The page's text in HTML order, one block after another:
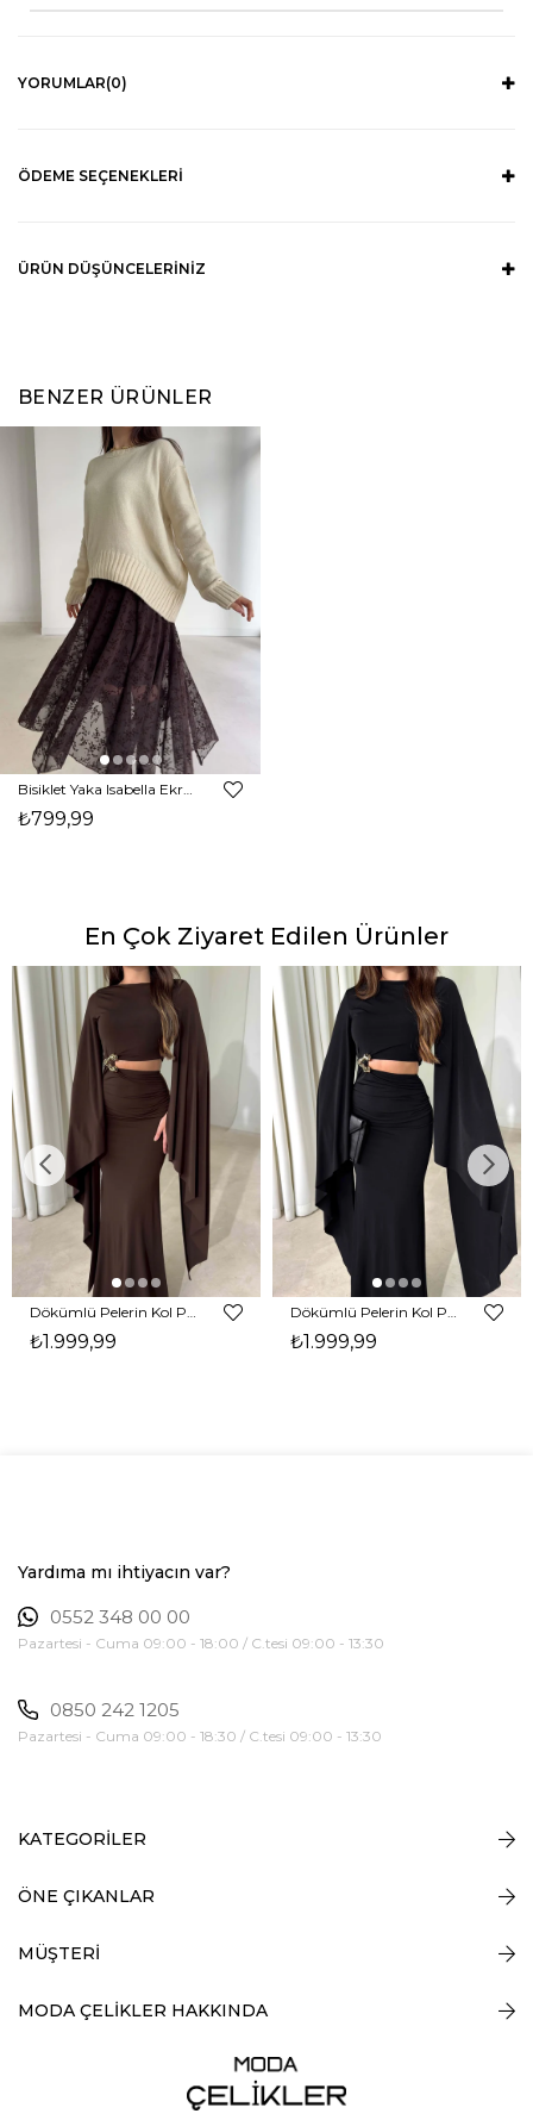
YORUMLAR(0)
ÖDEME SEÇENEKLERI
ÜRÜN DÜŞÜNCELERINIZ
BENZER ÜRÜNLER
₺799,99
En Çok Ziyaret Edilen Ürünler
₺1.999,99 ₺1.999,99
Yardıma mı ihtiyacın var?
0552 348 00 00
Pazartesi - Cuma 09:00 - 18:00 / C.tesi 09:00 - 13:30
0850 242 1205
Pazartesi - Cuma 09:00 - 18:30 / C.tesi 09:00 - 13:30
KATEGORİLER
ÖNE ÇIKANLAR
MÜŞTERİ
MODA ÇELİKLER HAKKINDA